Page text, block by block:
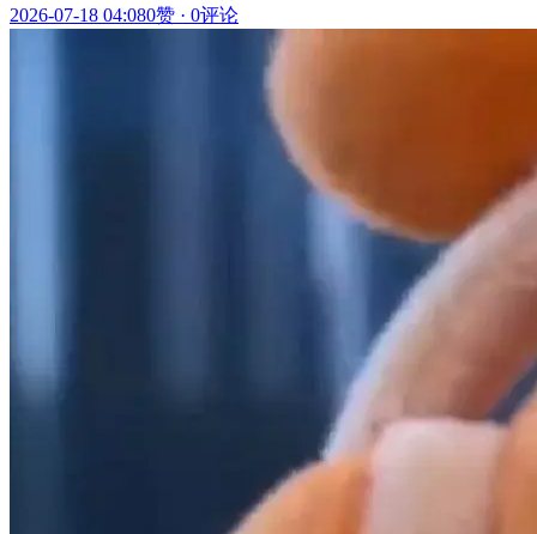
2026-07-18 04:080赞 · 0评论